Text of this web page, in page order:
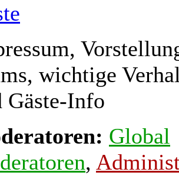
wichtige
Gäste-Info
Global
,